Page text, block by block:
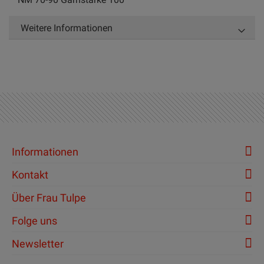
Weitere Informationen
Informationen
Kontakt
Über Frau Tulpe
Folge uns
Newsletter